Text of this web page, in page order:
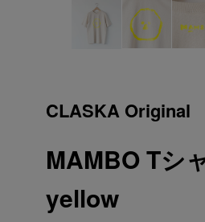
CLASKA Original
MAMBO Tシ
yellow